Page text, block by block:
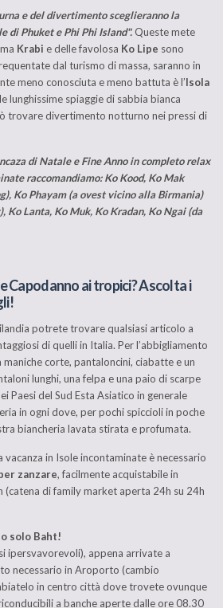
e del divertimento sceglieranno la
di Phuket e Phi Phi Island".Queste mete
Krabi e delle favolosa Ko Lipe sono
dal turismo di massa, saranno in
meno conosciuta e meno battuta è l’Isola
lunghissime spiaggie di sabbia bianca
trovare divertimento notturno nei pressi di
di Natale e Fine Anno in completo relax
raccomandiamo: Ko Kood, Ko Mak
Ko Phayam (a ovest vicino alla Birmania)
Ko Lanta, Ko Muk, Ko Kradan, Ko Ngai (da
Capodanno ai tropici? Ascolta i
potrete trovare qualsiasi articolo a
di quelli in Italia. Per l’abbigliamento
corte, pantaloncini, ciabatte e un
lunghi, una felpa e una paio di scarpe
Paesi del Sud Esta Asiatico in generale
in ogni dove, per pochi spiccioli in poche
biancheria lavata stirata e profumata.
vacanza in Isole incontaminate è necessario
zanzare, facilmente acquistabile in
(catena di family market aperta 24h su 24h
solo Baht!
ipersvavorevoli), appena arrivate a
necessario in Aroporto (cambio
in centro città dove trovete ovunque
a banche aperte dalle ore 08.30